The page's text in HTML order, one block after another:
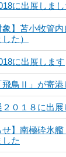
に出展しまし
象】苫小牧管
た）
に出展します
鳥Ⅱ」が寄港
０１８に出展
せ】南極砕氷
た